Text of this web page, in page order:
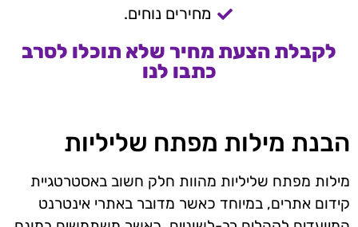
מחירים נוחים.
לקבלת הצעת מחיר שלא תוכלו לסרב
כתבו לנו
הבנת מילות מפתח שליליות
מילות מפתח שליליות מהוות חלק חשוב באסטרטגיית
קידום אתרים, במיוחד כאשר מדובר באתרי אינטרנט